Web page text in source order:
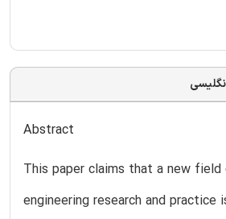
Abstract
This paper claims that a new
engineering research and practice